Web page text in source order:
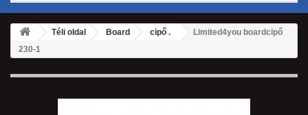
Téli oldal Board cipő .
Limited4you boardcipő
230-1